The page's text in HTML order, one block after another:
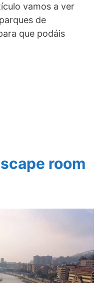
vamos a ver
de
que podáis
room